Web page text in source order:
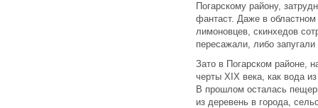
Погарскому району,
фантаст. Даже в
лимоновцев, скинхедов
пересажали, либо
Зато в Погарском районе,
черты XIX века, как вода
В прошлом осталась
из деревень в города,